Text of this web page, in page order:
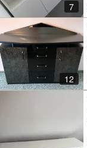
7
12